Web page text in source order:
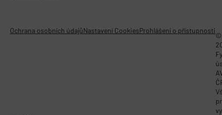
©
Ochrana osobních údajůNastavení CookiesProhlášení o přístupnosti